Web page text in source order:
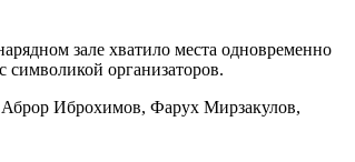
зале хватило места одновременно
символикой организаторов.
Иброхимов, Фарух Мирзакулов,